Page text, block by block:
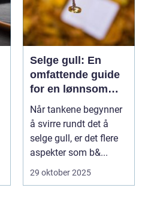
Selge gull: En
omfattende guide
for en lønnsom
transaksjon
Når tankene begynner
å svirre rundt det å
selge gull, er det flere
aspekter som b&...
29 oktober 2025